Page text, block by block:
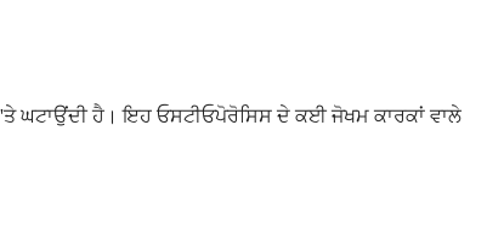
ਘਟਾਉਂਦੀ ਹੈ। ਇਹ ਓਸਟੀਓਪੋਰੋਸਿਸ ਦੇ ਕਈ ਜੋਖਮ ਕਾਰਕਾਂ ਵਾਲੇ